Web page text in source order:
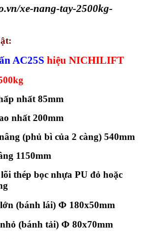
xe-nang-tay-2500kg-
AC25S hiệu NICHILIFT
nhất 85mm
nhất 200mm
(phủ bì của 2 càng) 540mm
1150mm
thép bọc nhựa PU đỏ hoặc
(bánh lái) Φ 180x50mm
(bánh tải) Φ 80x70mm